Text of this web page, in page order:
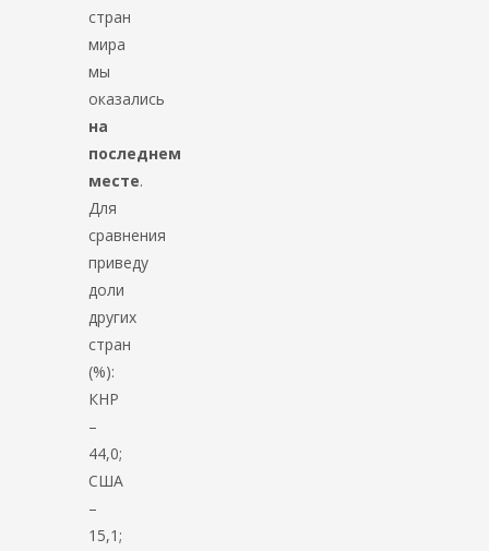
стран
мира
мы
оказались
на
последнем
месте.
Для
сравнения
приведу
доли
других
стран
(%):
КНР
–
44,0;
США
–
15,1;